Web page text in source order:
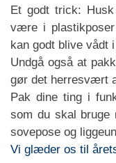
Et godt trick:
være i
kan godt blive vådt
Undgå også at
gør det herresvært
Pak dine ting i
som du skal
sovepose og
Vi glæder os til